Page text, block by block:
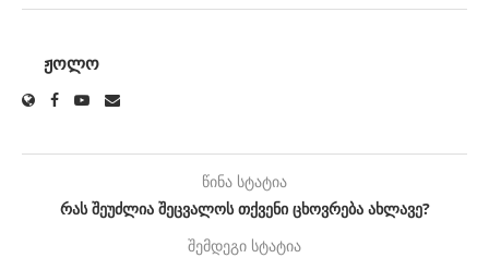
ᲟᲝᲚᲝ
წინა სტატია
რას შეუძლია შეცვალოს თქვენი ცხოვრება ახლავე?
შემდეგი სტატია